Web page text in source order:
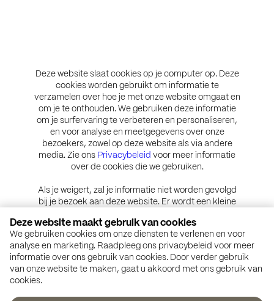
Deze website slaat cookies op je computer op. Deze
cookies worden gebruikt om informatie te
verzamelen over hoe je met onze website omgaat en
om je te onthouden. We gebruiken deze informatie
om je surfervaring te verbeteren en personaliseren,
en voor analyse en meetgegevens over onze
bezoekers, zowel op deze website als via andere
media. Zie ons Privacybeleid voor meer informatie
over de cookies die we gebruiken.
Als je weigert, zal je informatie niet worden gevolgd
bij je bezoek aan deze website. Er wordt een kleine
je niet gevolgd wilt worden.
Deze website maakt gebruik van cookies
We gebruiken cookies om onze diensten te verlenen en voor
analyse en marketing. Raadpleeg ons privacybeleid voor meer
informatie over ons gebruik van cookies. Door verder gebruik
van onze website te maken, gaat u akkoord met ons gebruik van
cookies.